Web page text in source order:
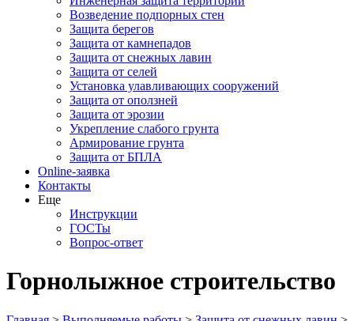
Возведение подпорных стен
Защита берегов
Защита от камнепадов
Защита от снежных лавин
Защита от селей
Установка улавливающих сооружений
Защита от оползней
Защита от эрозии
Укрепление слабого грунта
Армирование грунта
Защита от БПЛА
Online-заявка
Контакты
Еще
Инструкции
ГОСТы
Вопрос-ответ
Горнолыжное строительство